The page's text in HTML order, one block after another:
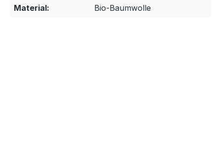
Material: Bio-Baumwolle